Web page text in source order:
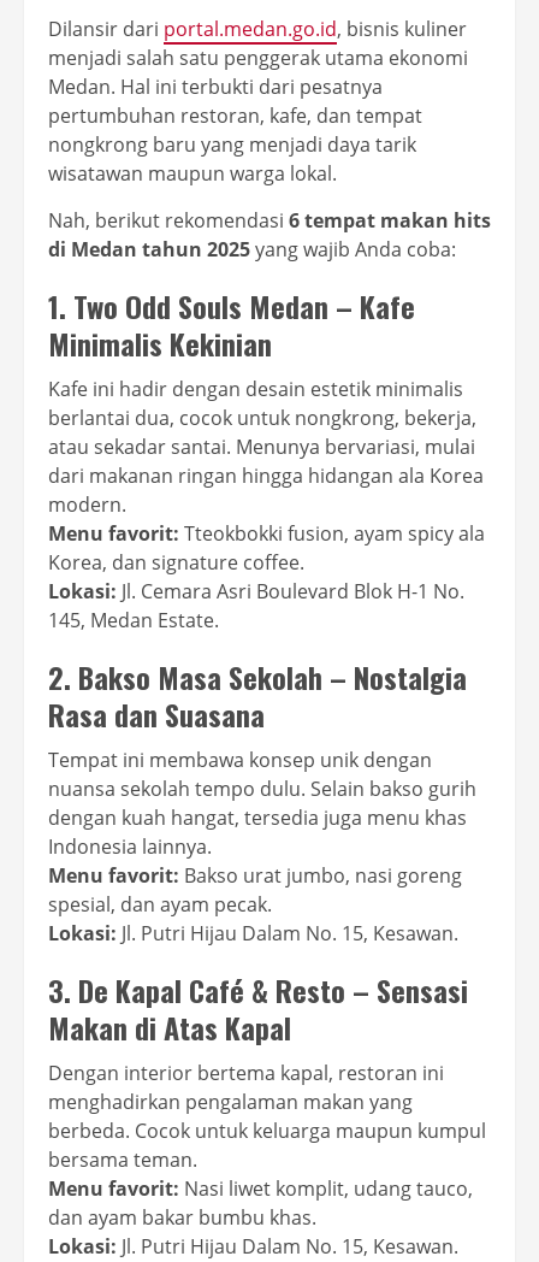
Dilansir dari portal.medan.go.id, bisnis kuliner
menjadi salah satu penggerak utama ekonomi
Medan. Hal ini terbukti dari pesatnya
pertumbuhan restoran, kafe, dan tempat
nongkrong baru yang menjadi daya tarik
wisatawan maupun warga lokal.
Nah, berikut rekomendasi 6 tempat makan hits
di Medan tahun 2025yang wajib Anda coba:
1. Two Odd Souls Medan – Kafe
Minimalis Kekinian
Kafe ini hadir dengan desain estetik minimalis
berlantai dua, cocok untuk nongkrong, bekerja,
atau sekadar santai. Menunya bervariasi, mulai
dari makanan ringan hingga hidangan ala Korea
modern.
Menu favorit: Tteokbokki fusion, ayam spicy ala
Korea, dan signature coffee.
Lokasi: Jl. Cemara Asri Boulevard Blok H-1 No.
145, Medan Estate.
2. Bakso Masa Sekolah – Nostalgia
Rasa dan Suasana
Tempat ini membawa konsep unik dengan
nuansa sekolah tempo dulu. Selain bakso gurih
dengan kuah hangat, tersedia juga menu khas
Indonesia lainnya.
Menu favorit: Bakso urat jumbo, nasi goreng
spesial, dan ayam pecak.
Lokasi: Jl. Putri Hijau Dalam No. 15, Kesawan.
3. De Kapal Café & Resto – Sensasi
Makan di Atas Kapal
Dengan interior bertema kapal, restoran ini
menghadirkan pengalaman makan yang
berbeda. Cocok untuk keluarga maupun kumpul
bersama teman.
Menu favorit: Nasi liwet komplit, udang tauco,
dan ayam bakar bumbu khas.
Lokasi: Jl. Putri Hijau Dalam No. 15, Kesawan.